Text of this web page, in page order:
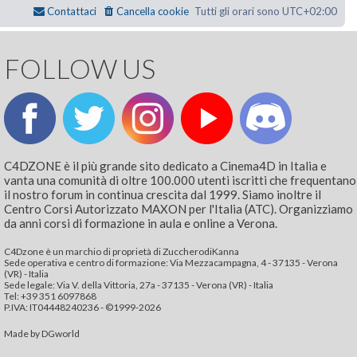
Tutti gli orari sono UTC+02:00
Cancella cookie
Contattaci
FOLLOW US
C4DZONE è il più grande sito dedicato a Cinema4D in Italia e
vanta una comunità di oltre 100.000 utenti iscritti che frequentano
il nostro forum in continua crescita dal 1999. Siamo inoltre il
Centro Corsi Autorizzato MAXON per l'Italia (ATC). Organizziamo
da anni corsi di formazione in aula e online a Verona.
C4Dzone è un marchio di proprietà di ZuccherodiKanna
Sede operativa e centro di formazione: Via Mezzacampagna, 4 - 37135 - Verona
(VR) - Italia
Sede legale: Via V. della Vittoria, 27a - 37135 - Verona (VR) - Italia
Tel: +39 351 6097868‬
P.IVA: IT04448240236 - ©1999-2026
Made by DGworld